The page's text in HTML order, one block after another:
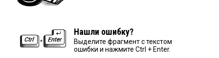
Нашли ошибку?
Выделите фрагмент с текстом
ошибки и нажмите Ctrl + Enter.